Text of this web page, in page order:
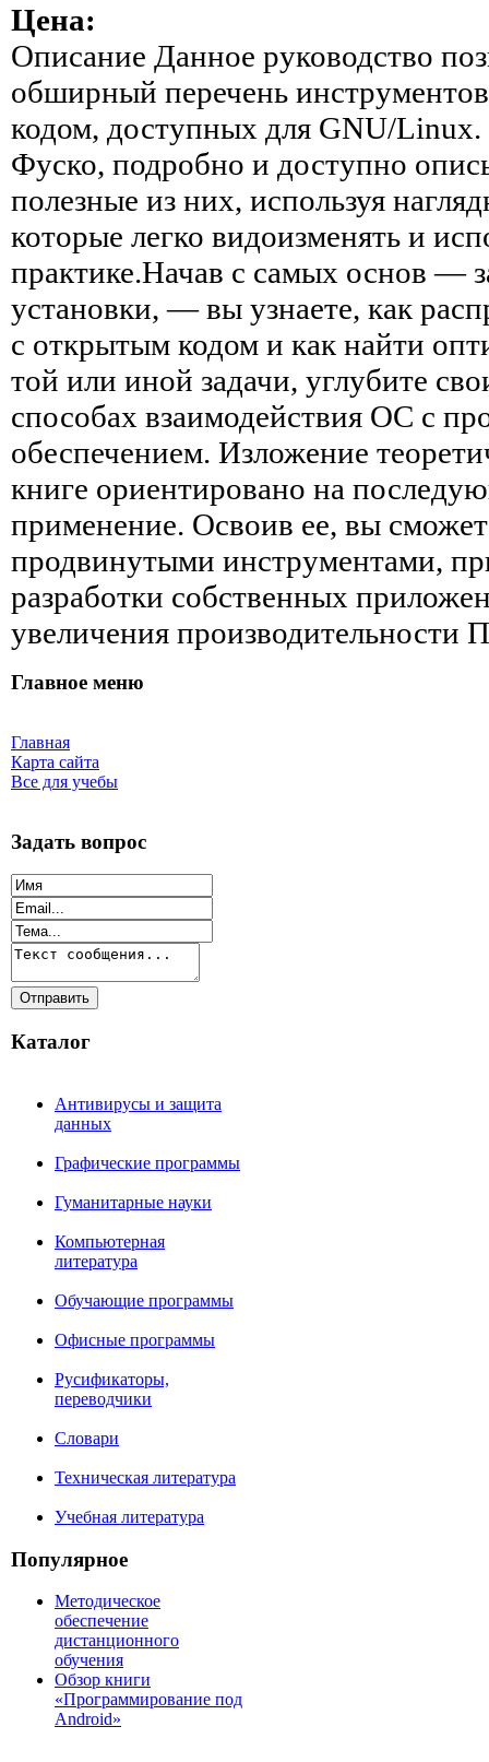
Цена:
Описание Данное руководство
обширный перечень
кодом, доступных для GNU/
Фуско, подробно и доступно
полезные из них, используя
которые легко видоизменять и
практике.Начав с самых основ —
установки, — вы узнаете, как
с открытым кодом и как найти
той или иной задачи, углубите
способах взаимодействия ОС с
обеспечением. Изложение
книге ориентировано на
применение. Освоив ее, вы
продвинутыми инструментами,
разработки собственных
увеличения производительности
Главное меню
Главная
Карта сайта
Все для учебы
Задать вопрос
Каталог
Антивирусы и защита
данных
Графические программы
Гуманитарные науки
Компьютерная
литература
Обучающие программы
Офисные программы
Русификаторы,
переводчики
Словари
Техническая литература
Учебная литература
Популярное
Методическое
обеспечение
дистанционного
обучения
Обзор книги
«Программирование под
Android»